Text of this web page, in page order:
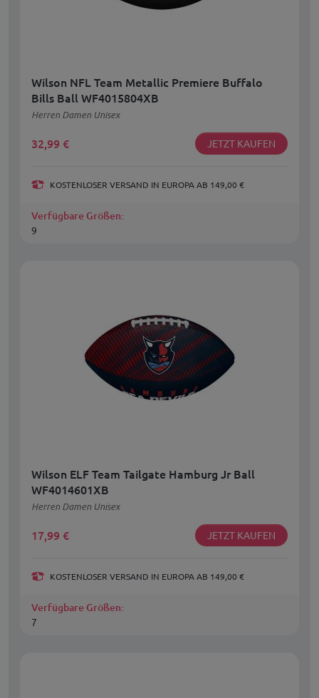
Wilson NFL Team Metallic Premiere Buffalo
Bills Ball WF4015804XB
Herren Damen Unisex
32,99 € JETZT KAUFEN
KOSTENLOSER VERSAND IN EUROPA AB 149,00 €
Verfügbare Größen:
9
Wilson ELF Team Tailgate Hamburg Jr Ball
WF4014601XB
Herren Damen Unisex
17,99 € JETZT KAUFEN
KOSTENLOSER VERSAND IN EUROPA AB 149,00 €
Verfügbare Größen:
7